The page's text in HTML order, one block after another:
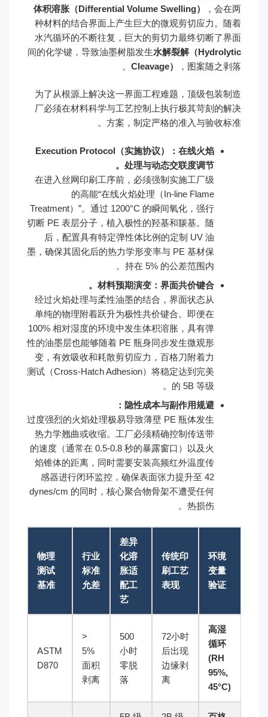
体积溶胀（Differential Volume Swelling）
，会在两
种材料的结合界面上产生巨大的微观剪切应力。随着
水汽循环的不断往复，巨大的剪切力最终切断了界面
间的化学键，导致油墨树脂发生水解裂解（Hydrolytic
Cleavage）
，图案随之剥落。
为了从根源上解决这一界面工程难题，顶级包装制造
厂必须在材料科学与工艺控制上执行极其苛刻的解决
方案，制定严格的准入与验收标准。
Execution Protocol（实施协议）：在线火焰
处理与动态交联度调节。
在进入丝网印刷工序前，必须强制实施工厂级
的高能“在线火焰处理（In-line Flame
Treatment）”。通过 1200°C 的瞬间氧化，强行
切断 PE 表层分子，植入极性的羟基和羰基。随
后，配置具有特定弹性体比例的定制 UV 油
墨，确保其固化后的热力学形变率与 PE 基材保
持在 5% 的公差范围内。
材料预期演变：界面共价键合。
经过火焰处理与柔性油墨的结合，界面状态从
单纯的物理附着跃升为极性共价键合。即便在
100% 相对湿度的环境中发生体积溶胀，具有弹
性的油墨层也能够随着 PE 瓶身同步发生微观形
变，有效吸收和耗散剪切应力，百格刀附着力
测试（Cross-Hatch Adhesion）将稳定达到完美
的 5B 等级。
隐性成本与副作用规避：
过度强烈的火焰处理极易导致薄壁 PE 瓶体发生
热力学翘曲或收缩。工厂必须精确控制传送带
的速度（通常在 0.5-0.8 秒的暴露窗口）以及火
焰锥体的距离，同时需要安装高频红外温度传
感器进行闭环监控，确保表面张力提升至 42
dynes/cm 的同时，核心聚合物骨架不遭受任何
热损伤。
环境
变量
验证
传统印
刷工艺
表现
差异
化溶
胀适
配工
艺
行业
标准
允差
物理
测试
基准
高湿
循环
(RH
95%,
45°C)
72小时
后出现
边缘剥
离
500
小时
零脱
落
<
5%
面积
剥离
ASTM
D870